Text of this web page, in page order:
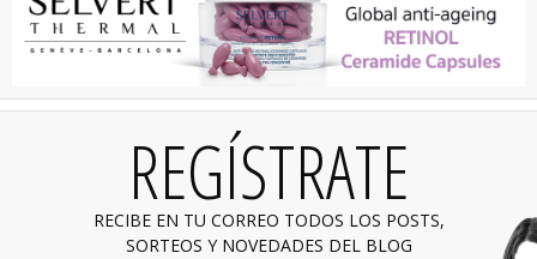
REGÍSTRATE
RECIBE EN TU CORREO TODOS LOS POSTS,
SORTEOS Y NOVEDADES DEL BLOG